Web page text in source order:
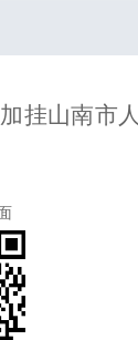
挂山南市